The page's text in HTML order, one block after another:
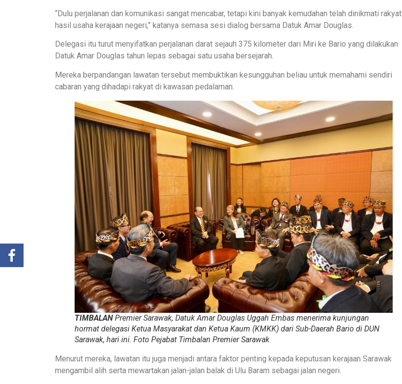
“Dulu perjalanan dan komunikasi sangat mencabar, tetapi kini banyak kemudahan telah dinikmati rakyat
hasil usaha kerajaan negeri,” katanya semasa sesi dialog bersama Datuk Amar Douglas.
Delegasi itu turut menyifatkan perjalanan darat sejauh 375 kilometer dari Miri ke Bario yang dilakukan
Datuk Amar Douglas tahun lepas sebagai satu usaha bersejarah.
Mereka berpandangan lawatan tersebut membuktikan kesungguhan beliau untuk memahami sendiri
cabaran yang dihadapi rakyat di kawasan pedalaman.
TIMBALAN Premier Sarawak, Datuk Amar Douglas Uggah Embas menerima kunjungan
hormat delegasi Ketua Masyarakat dan Ketua Kaum (KMKK) dari Sub-Daerah Bario di DUN
Sarawak, hari ini. Foto Pejabat Timbalan Premier Sarawak
Menurut mereka, lawatan itu juga menjadi antara faktor penting kepada keputusan kerajaan Sarawak
mengambil alih serta mewartakan jalan-jalan balak di Ulu Baram sebagai jalan negeri.